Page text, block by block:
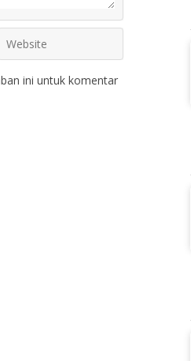
ini untuk komentar